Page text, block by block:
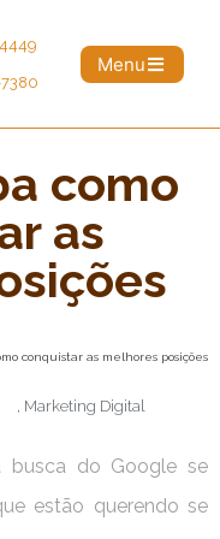
Menu
como
as
conquistar as melhores posições
, Marketing Digital
busca do Google se
estão querendo se